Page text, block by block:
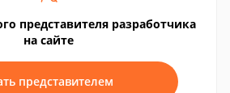
представителя разработчика
на сайте
представителем